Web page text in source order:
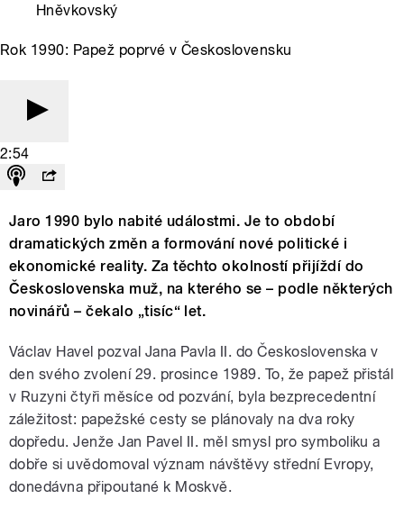
Hněvkovský
Rok 1990: Papež poprvé v Československu
2:54
Jaro 1990 bylo nabité událostmi. Je to období
dramatických změn a formování nové politické i
ekonomické reality. Za těchto okolností přijíždí do
Československa muž, na kterého se – podle některých
novinářů – čekalo „tisíc“ let.
Václav Havel pozval Jana Pavla II. do Československa v
den svého zvolení 29. prosince 1989. To, že papež přistál
v Ruzyni čtyři měsíce od pozvání, byla bezprecedentní
záležitost: papežské cesty se plánovaly na dva roky
dopředu. Jenže Jan Pavel II. měl smysl pro symboliku a
dobře si uvědomoval význam návštěvy střední Evropy,
donedávna připoutané k Moskvě.